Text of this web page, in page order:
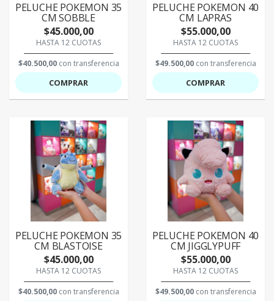
PELUCHE POKEMON 35
CM SOBBLE
$45.000,00
HASTA 12 CUOTAS
$40.500,00con transferencia
COMPRAR
PELUCHE POKEMON 40
CM LAPRAS
$55.000,00
HASTA 12 CUOTAS
$49.500,00con transferencia
COMPRAR
PELUCHE POKEMON 35
CM BLASTOISE
$45.000,00
HASTA 12 CUOTAS
$40.500,00con transferencia
PELUCHE POKEMON 40
CM JIGGLYPUFF
$55.000,00
HASTA 12 CUOTAS
$49.500,00con transferencia